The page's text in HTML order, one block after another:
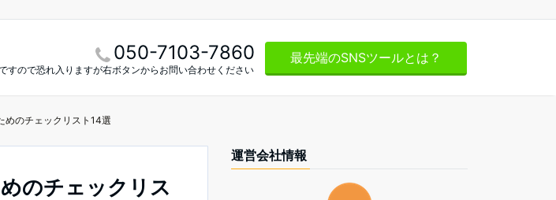
050-7103-7860
すので恐れ入りますが右ボタンからお問い合わせください
最先端のSNSツールとは？
めのチェックリスト14選
のチェックリス
運営会社情報